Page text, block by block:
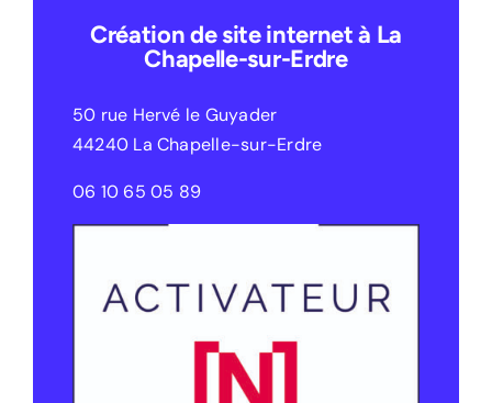
Création de site internet à La
Chapelle-sur-Erdre
50 rue Hervé le Guyader
44240 La Chapelle-sur-Erdre
06 10 65 05 89